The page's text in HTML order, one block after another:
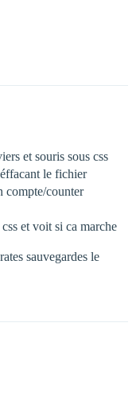
et souris sous css
le fichier
compte/counter
et voit si ca marche
sauvegardes le